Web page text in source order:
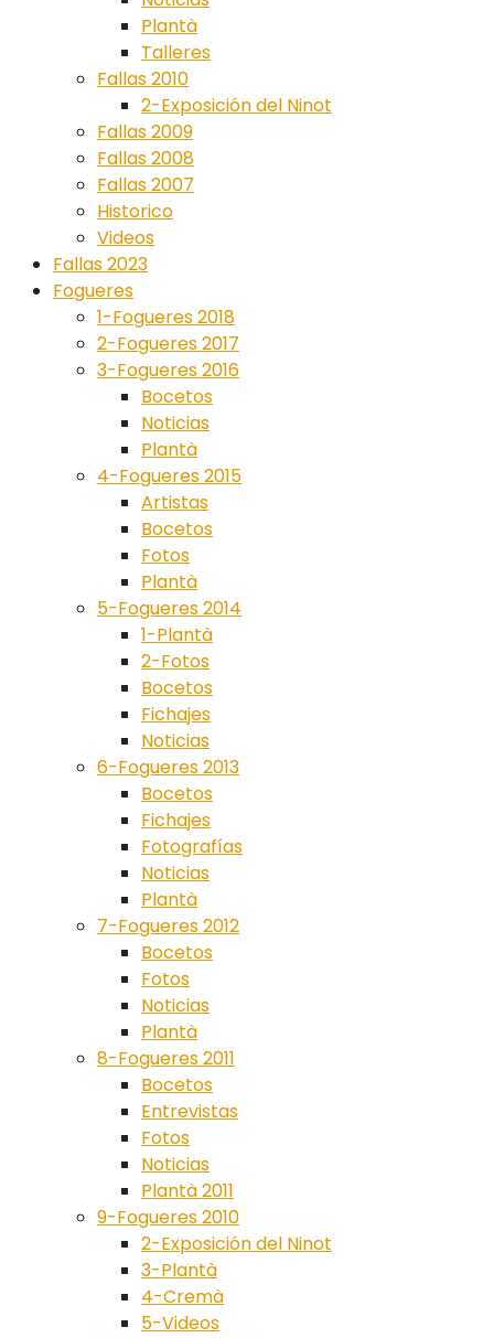
Plantà
Talleres
Fallas 2010
2-Exposición del Ninot
Fallas 2009
Fallas 2008
Fallas 2007
Historico
Videos
Fallas 2023
Fogueres
1-Fogueres 2018
2-Fogueres 2017
3-Fogueres 2016
Bocetos
Noticias
Plantà
4-Fogueres 2015
Artistas
Bocetos
Fotos
Plantà
5-Fogueres 2014
1-Plantà
2-Fotos
Bocetos
Fichajes
Noticias
6-Fogueres 2013
Bocetos
Fichajes
Fotografías
Noticias
Plantà
7-Fogueres 2012
Bocetos
Fotos
Noticias
Plantà
8-Fogueres 2011
Bocetos
Entrevistas
Fotos
Noticias
Plantà 2011
9-Fogueres 2010
2-Exposición del Ninot
3-Plantà
4-Cremà
5-Videos